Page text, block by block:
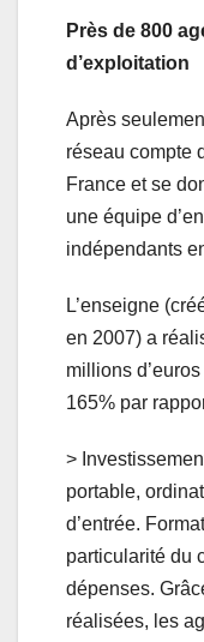
Près de 800
d’exploitation
Après
réseau compte
France et se
une équipe
indépendants
L’enseigne
en 2007) a
millions
165% par
>
portable,
d’entrée.
particularité du
dépenses.
réalisées, les